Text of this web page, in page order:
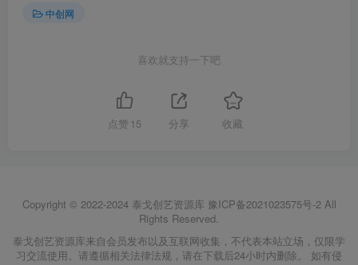
中创网
喜欢就支持一下吧
点赞 15 分享 收藏
Copyright © 2022-2024 泰戈创艺资源库 豫ICP备2021023575号-2All
Rights Reserved.
泰戈创艺资源库来自会员发布以及互联网收集，不代表本站立场，仅限学
习交流使用。请遵循相关法律法规，请在下载后24小时内删除。 如有侵